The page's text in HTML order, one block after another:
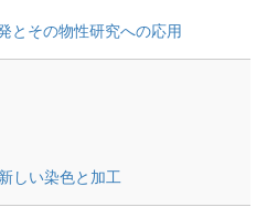
とその物性研究への応用
しい染色と加工